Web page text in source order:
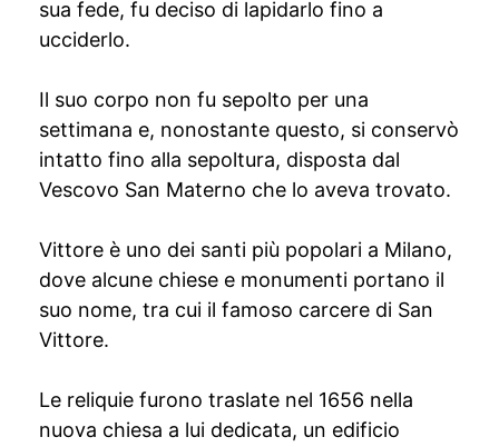
sua fede, fu deciso di lapidarlo fino a
ucciderlo.
Il suo corpo non fu sepolto per una
settimana e, nonostante questo, si conservò
intatto fino alla sepoltura, disposta dal
Vescovo San Materno che lo aveva trovato.
Vittore è uno dei santi più popolari a Milano,
dove alcune chiese e monumenti portano il
suo nome, tra cui il famoso carcere di San
Vittore.
Le reliquie furono traslate nel 1656 nella
nuova chiesa a lui dedicata, un edificio